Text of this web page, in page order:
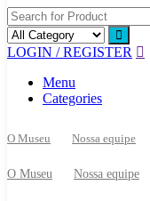
LOGIN / REGISTER
Menu
Categories
O Museu Nossa equipe
O Museu Nossa equipe